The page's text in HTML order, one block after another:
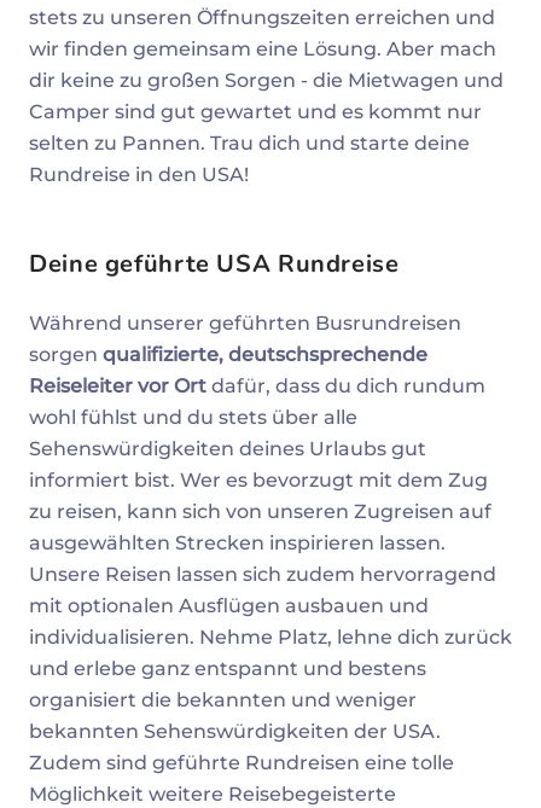
stets zu unseren Öffnungszeiten erreichen und
wir finden gemeinsam eine Lösung. Aber mach
dir keine zu großen Sorgen - die Mietwagen und
Camper sind gut gewartet und es kommt nur
selten zu Pannen. Trau dich und starte deine
Rundreise in den USA!
Deine geführte USA Rundreise
Während unserer geführten Busrundreisen
sorgen qualifizierte, deutschsprechende
Reiseleiter vor Ort dafür, dass du dich rundum
wohl fühlst und du stets über alle
Sehenswürdigkeiten deines Urlaubs gut
informiert bist. Wer es bevorzugt mit dem Zug
zu reisen, kann sich von unseren Zugreisen auf
ausgewählten Strecken inspirieren lassen.
Unsere Reisen lassen sich zudem hervorragend
mit optionalen Ausflügen ausbauen und
individualisieren. Nehme Platz, lehne dich zurück
und erlebe ganz entspannt und bestens
organisiert die bekannten und weniger
bekannten Sehenswürdigkeiten der USA.
Zudem sind geführte Rundreisen eine tolle
Möglichkeit weitere Reisebegeisterte